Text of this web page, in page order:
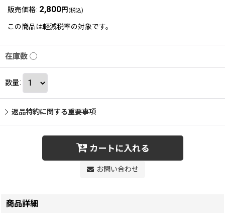
販売価格: 2,800円 (税込)
この商品は軽減税率の対象です。
在庫数 ◯
数量:
返品特約に関する重要事項
カートに入れる
お問い合わせ
商品詳細